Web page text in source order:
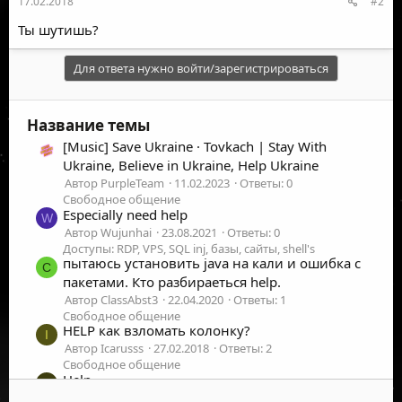
Ты шутишь?
Для ответа нужно войти/зарегистрироваться
Название темы
[Music] Save Ukraine · Tovkach | Stay With
Ukraine, Believe in Ukraine, Help Ukraine
Автор PurpleTeam 11.02.2023
Ответы: 0
Свободное общение
W Especially need help
Автор Wujunhai 23.08.2021
Ответы: 0
Доступы: RDP, VPS, SQL inj, базы, сайты, shell's
C
пытаюсь установить java на кали и ошибка с
пакетами. Кто разбираеться help.
Автор ClassAbst3 22.04.2020
Ответы: 1
Свободное общение
I HELP как взломать колонку?
Автор Icarusss 27.02.2018
Ответы: 2
Свободное общение
D Help